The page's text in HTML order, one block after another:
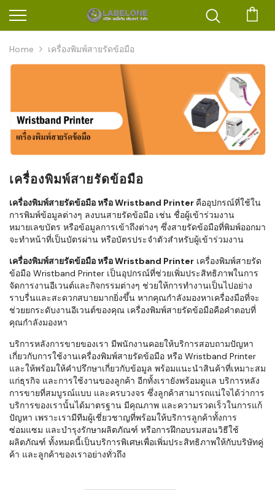
Home เครื่องพิมพ์สายรัดข้อมือ
เครื่องพิมพ์สายรัดข้อมือ
เครื่องพิมพ์สายรัดข้อมือ หรือ Wristband Printer คืออุปกรณ์ที่ใช้ใน
การพิมพ์ข้อมูลต่างๆ ลงบนสายรัดข้อมือ เช่น ชื่อผู้เข้าร่วมงาน
หมายเลขบัตร หรือข้อมูลการเข้าถึงต่างๆ ซึ่งสายรัดข้อมือที่พิมพ์ออกมา
จะทำหน้าที่เป็นบัตรผ่าน หรือบัตรประจำตัวสำหรับผู้เข้าร่วมงาน
เครื่องพิมพ์สายรัดข้อมือ หรือ Wristband Printer เครื่องพิมพ์สายรัด
ข้อมือ Wristband Printer เป็นอุปกรณ์ที่ช่วยเพิ่มประสิทธิภาพในการ
จัดการงานอีเวนต์และกิจกรรมต่างๆ ช่วยให้การทำงานเป็นไปอย่าง
ราบรื่นและสะดวกสบายมากยิ่งขึ้น หากคุณกำลังมองหาเครื่องมือที่จะ
ช่วยยกระดับงานอีเวนต์ของคุณ เครื่องพิมพ์สายรัดข้อมือคือคำตอบที่
คุณกำลังมองหา
บริการหลังการขายของเรา มีพนักงานคอยให้บริการสอบถามปัญหา
เกี่ยวกับการใช้งานเครื่องพิมพ์สายรัดข้อมือ หรือ Wristband Printer
และให้พร้อมให้คำปรึกษาเกี่ยวกับข้อมูล พร้อมแนะนำสินค้าที่เหมาะสม
แก่ธุรกิจ และการใช้งานของลูกค้า อีกทั้งเรายังพร้อมดูแล บริการหลัง
การขายที่สมบูรณ์แบบ และครบวงจร ซึ่งลูกค้าสามารถแน่ใจได้ว่าการ
บริการของเรานั้นได้มาตรฐาน มีคุณภาพ และความรวดเร็วในการแก้
ปัญหา เพราะเรามีทีมผู้เชี่ยวชาญที่พร้อมให้บริการลูกค้าทั้งการ
ซ่อมแซม และบำรุงรักษาผลิตภัณฑ์ หรือการฝึกอบรมสอนวิธีใช้
ผลิตภัณฑ์ ทั้งหมดนี้เป็นบริการพิเศษเพื่อเพิ่มประสิทธิภาพให้กับบริษัทคู่
ค้า และลูกค้าของเราอย่างทั่วถึง